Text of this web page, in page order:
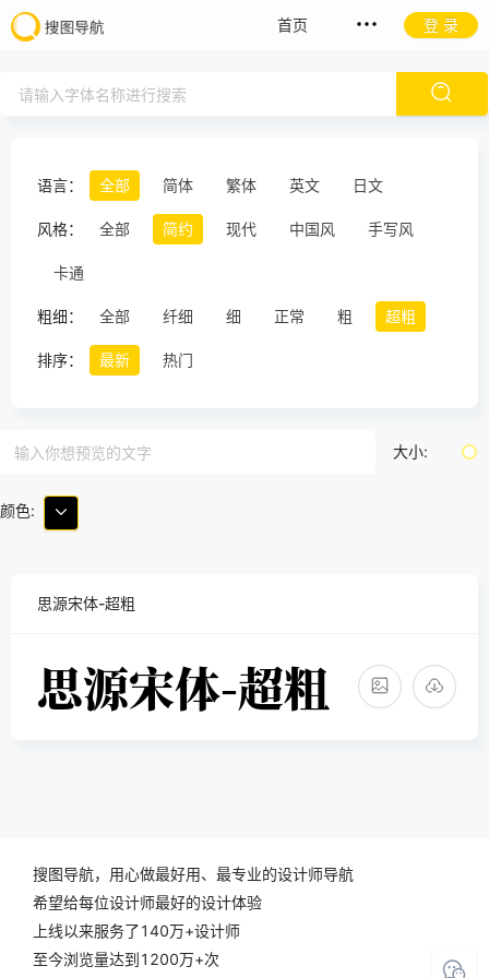
首页 登 录
语言： 全部 简体 繁体 英文 日文
风格： 全部 简约 现代 中国风 手写风
卡通
粗细： 全部 纤细 细 正常 粗 超粗
排序： 最新 热门
大小:
颜色:
思源宋体-超粗
搜图导航，用心做最好用、最专业的设计师导航
希望给每位设计师最好的设计体验
上线以来服务了140万+设计师
至今浏览量达到1200万+次